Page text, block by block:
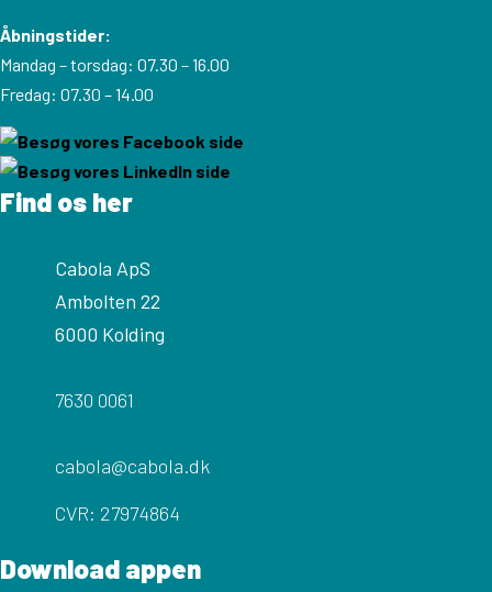
Åbningstider:
Mandag – torsdag: 07.30 – 16.00
Fredag: 07.30 – 14.00
Find os her
Cabola ApS
Ambolten 22
6000 Kolding
7630 0061
cabola@cabola.dk
CVR: 27974864
Download appen